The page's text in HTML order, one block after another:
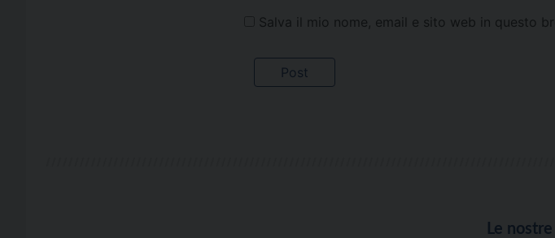
Salva il mio nome, email e sito web in questo
Le